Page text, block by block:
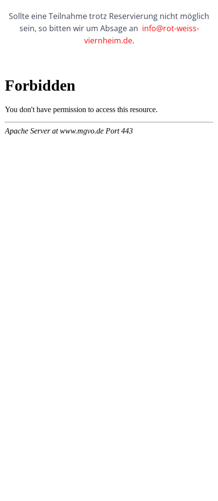
Sollte eine Teilnahme trotz Reservierung nicht möglich
sein, so bitten wir um Absage an info@rot-weiss-
viernheim.de.